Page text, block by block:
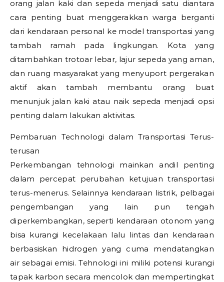
orang jalan kaki dan sepeda menjadi satu diantara
cara penting buat menggerakkan warga berganti
dari kendaraan personal ke model transportasi yang
tambah ramah pada lingkungan. Kota yang
ditambahkan trotoar lebar, lajur sepeda yang aman,
dan ruang masyarakat yang menyuport pergerakan
aktif akan tambah membantu orang buat
menunjuk jalan kaki atau naik sepeda menjadi opsi
penting dalam lakukan aktivitas.
Pembaruan Technologi dalam Transportasi Terus-
terusan
Perkembangan tehnologi mainkan andil penting
dalam percepat perubahan ketujuan transportasi
terus-menerus. Selainnya kendaraan listrik, pelbagai
pengembangan yang lain pun tengah
diperkembangkan, seperti kendaraan otonom yang
bisa kurangi kecelakaan lalu lintas dan kendaraan
berbasiskan hidrogen yang cuma mendatangkan
air sebagai emisi. Tehnologi ini miliki potensi kurangi
tapak karbon secara mencolok dan mempertingkat